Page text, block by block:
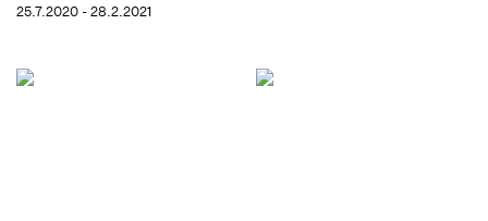
25.7.2020 - 28.2.2021